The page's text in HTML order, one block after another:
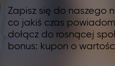
Zapisz się do naszego
co jakiś czas
dołącz do rosnącej
bonus: kupon o wartości